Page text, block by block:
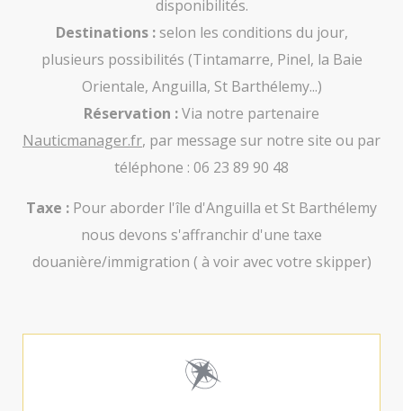
disponibilités.
Destinations :selon les conditions du jour,
plusieurs possibilités (Tintamarre, Pinel, la Baie
Orientale, Anguilla, St Barthélemy...)
Réservation :Via notre partenaire
Nauticmanager.fr, par message sur notre site ou par
téléphone : 06 23 89 90 48
Taxe : Pour aborder l'île d'Anguilla et St Barthélemy
nous devons s'affranchir d'une taxe
douanière/immigration ( à voir avec votre skipper)